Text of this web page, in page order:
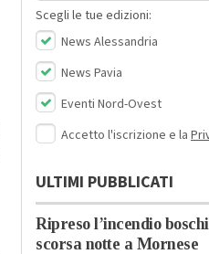
Scegli le tue edizioni:
News Alessandria
News Pavia
Eventi Nord-Ovest
Accetto l'iscrizione e la
ULTIMI PUBBLICATI
Ripreso l’incendio
scorsa notte a Mornese